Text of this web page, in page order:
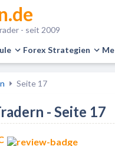
- seit 2009
Forex Strategien
Seite 17
- Seite 17